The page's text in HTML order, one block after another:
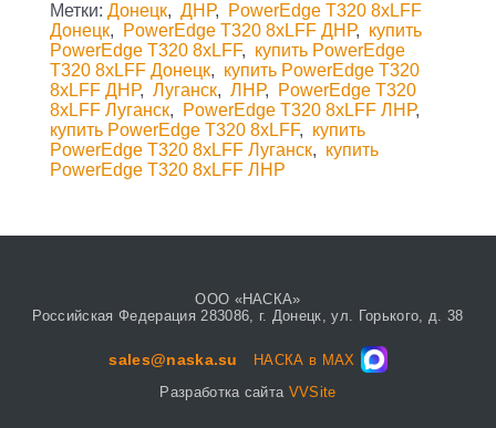
Метки: Донецк, ДНР,
PowerEdge T320 8xLFF
Донецк, PowerEdge T320 8xLFF ДНР, купить
PowerEdge T320 8xLFF, купить PowerEdge
T320 8xLFF Донецк, купить PowerEdge T320
8xLFF ДНР, Луганск, ЛНР,
PowerEdge T320
8xLFF Луганск, PowerEdge T320 8xLFF ЛНР,
купить PowerEdge T320 8xLFF, купить
PowerEdge T320 8xLFF Луганск, купить
PowerEdge T320 8xLFF ЛНР
ООО «НАСКА»
Российская Федерация 283086, г. Донецк, ул. Горького, д. 38
sales@naska.su
НАСКА в MAX
Разработка сайта VVSite